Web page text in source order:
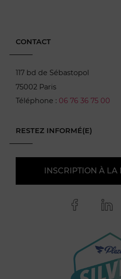
CONTACT
117 bd de Sébastopol
75002 Paris
Téléphone : 06 76 36 75 00
RESTEZ INFORMÉ(E)
INSCRIPTION À